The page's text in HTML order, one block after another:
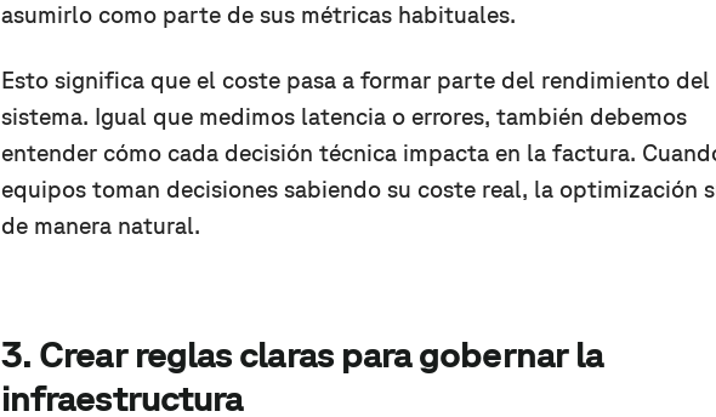
asumirlo como parte de sus métricas habituales.
Esto significa que el coste pasa a formar parte del rendimiento del
sistema. Igual que medimos latencia o errores, también debemos
entender cómo cada decisión técnica impacta en la factura.
equipos toman decisiones sabiendo su coste real, la optimización
de manera natural.
3. Crear reglas claras para gobernar la
infraestructura